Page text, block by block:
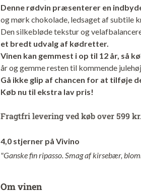
Denne rødvin præsenterer en
og mørk chokolade, ledsaget af subtile
Den silkebløde tekstur og
et bredt udvalg af kødretter.
Vinen kan gemmest i op til 12 år, så
år og gemme resten til kommende
Gå ikke glip af chancen for at tilføje
Køb nu til ekstra lav pris!
Fragtfri levering ved køb over 599
4,0 stjerner på Vivino
"Ganske fin ripasso. Smag af kirsebær,
Om vinen